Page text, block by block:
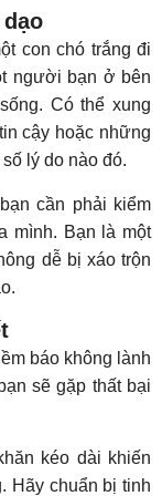
con chó trắng đi
người bạn ở bên
Có thể xung
cậy hoặc những
lý do nào đó.
cần phải kiểm
mình. Bạn là một
dễ bị xáo trộn
báo không lành
sẽ gặp thất bại
kéo dài khiến
Hãy chuẩn bị tinh